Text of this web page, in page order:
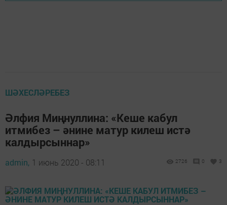
ШӘХЕСЛӘРЕБЕЗ
Әлфия Миңнуллина: «Кеше кабул
итмибез – әнине матур килеш истә
калдырсыннар»
admin, 1 июнь 2020 - 08:11 2726 0 3